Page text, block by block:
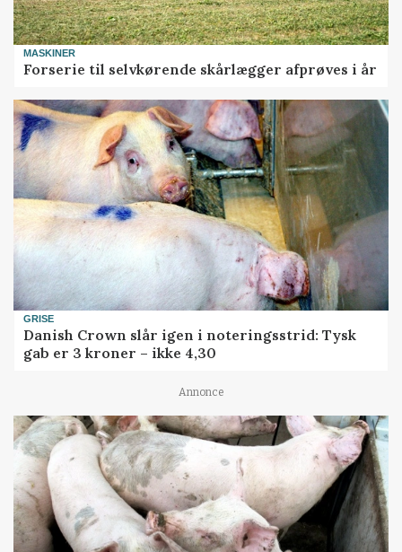
MASKINER
Forserie til selvkørende skårlægger afprøves i år
GRISE
Danish Crown slår igen i noteringsstrid: Tysk
gab er 3 kroner – ikke 4,30
Annonce